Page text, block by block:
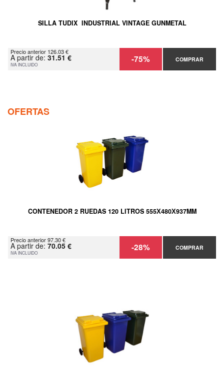
SILLA TUDIX INDUSTRIAL VINTAGE GUNMETAL
Precio anterior 126.03 €
A partir de: 31.51 €
IVA INCLUIDO -75% COMPRAR
OFERTAS
CONTENEDOR 2 RUEDAS 120 LITROS 555Х480Х937MM
Precio anterior 97.30 €
A partir de: 70.05 €
IVA INCLUIDO -28% COMPRAR